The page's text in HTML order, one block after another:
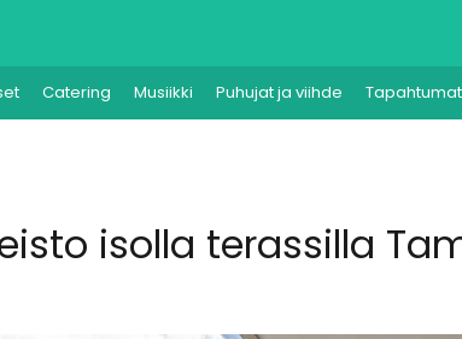
Catering Musiikki Puhujat ja viihde
isolla terassilla